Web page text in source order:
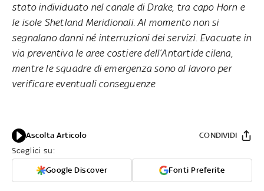
stato individuato nel canale di Drake, tra capo Horn e
le isole Shetland Meridionali. Al momento non si
segnalano danni né interruzioni dei servizi. Evacuate in
via preventiva le aree costiere dell’Antartide cilena,
mentre le squadre di emergenza sono al lavoro per
verificare eventuali conseguenze
Ascolta Articolo
Sceglici su:
Google Discover Fonti Preferite
CONDIVIDI